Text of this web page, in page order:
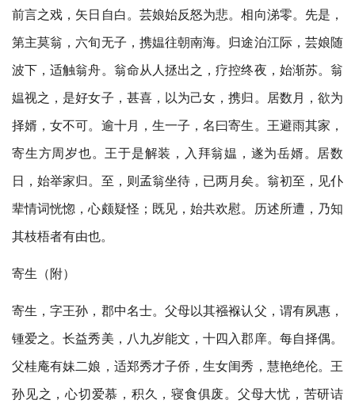
前言之戏，矢日自白。芸娘始反怒为悲。相向涕零。先是，
第主莫翁，六旬无子，携媪往朝南海。归途泊江际，芸娘随
波下，适触翁舟。翁命从人拯出之，疗控终夜，始渐苏。翁
媪视之，是好女子，甚喜，以为己女，携归。居数月，欲为
择婿，女不可。逾十月，生一子，名曰寄生。王避雨其家，
寄生方周岁也。王于是解装，入拜翁媪，遂为岳婿。居数
日，始举家归。至，则孟翁坐待，已两月矣。翁初至，见仆
辈情词恍惚，心颇疑怪；既见，始共欢慰。历述所遭，乃知
其枝梧者有由也。
寄生（附）
寄生，字王孙，郡中名士。父母以其襁褓认父，谓有夙惠，
锺爱之。长益秀美，八九岁能文，十四入郡庠。每自择偶。
父桂庵有妹二娘，适郑秀才子侨，生女闺秀，慧艳绝伦。王
孙见之，心切爱慕，积久，寝食俱废。父母大忧，苦研诘